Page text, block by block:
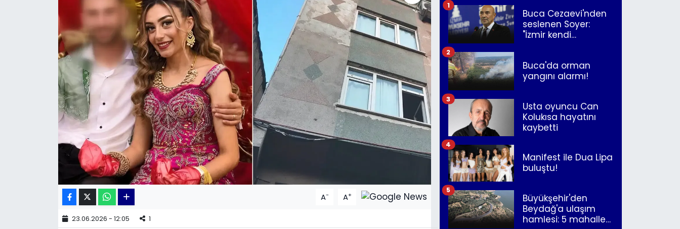
A- A+
23.06.2026 - 12:05 1
Buca Cezaevi'nden
seslenen Soyer:
"İzmir kendi
1
Buca'da orman
yangını alarmı!
2
Usta oyuncu Can
Kolukısa hayatını
kaybetti
3
Manifest ile Dua Lipa
buluştu!
4
Büyükşehir'den
Beydağ'a ulaşım
hamlesi: 5 mahalle
5
POLİTİKA
SAĞLIK
Siyaset
TEKNOLOJİ
Yaşam
YEREL POLİTİKA
YEREL YÖNETİMLER